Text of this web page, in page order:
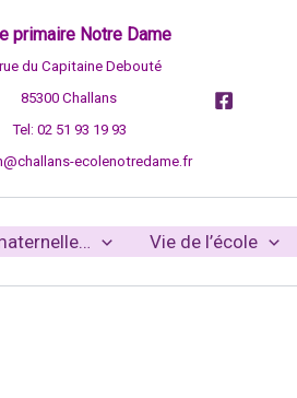
primaire Notre Dame
du Capitaine Debouté
85300 Challans
Tel: 02 51 93 19 93
ecolenotredame.fr
Vie de l’école